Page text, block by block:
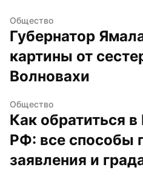
Общество
Губернатор
картины от
Волновахи
Общество
Как обратиться
РФ: все способы
заявления и